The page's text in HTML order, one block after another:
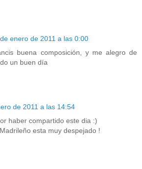
enero de 2011 a las 0:00
buena composición, y me alegro de
un buen día
de 2011 a las 14:54
haber compartido este dia :)
esta muy despejado !